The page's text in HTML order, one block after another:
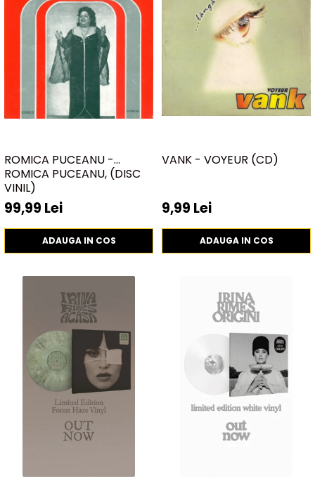
ROMICA PUCEANU -
ROMICA PUCEANU, (DISC
VINIL)
99,99 Lei
ADAUGA IN COS
VANK - VOYEUR (CD)
9,99 Lei
ADAUGA IN COS